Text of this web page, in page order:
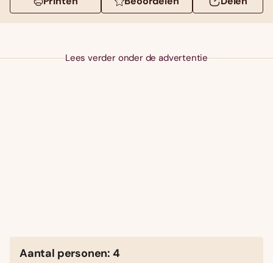
Lees verder onder de advertentie
Aantal personen: 4